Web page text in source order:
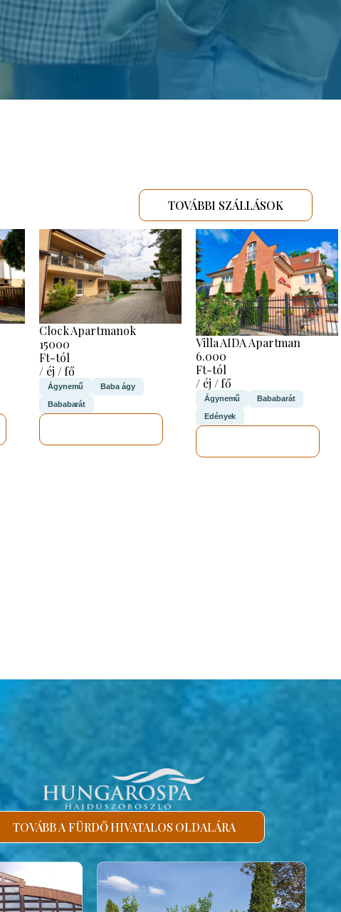
TOVÁBBI SZÁLLÁSOK
Clock Apartmanok
15000
Ft-tól
/ éj / fő
Ágynemű Baba ágy
Bababarát
Villa AIDA Apartman
6.000
Ft-tól
/ éj / fő
Ágynemű Bababarát
Edények
TOVÁBB A FÜRDŐ HIVATALOS OLDALÁRA